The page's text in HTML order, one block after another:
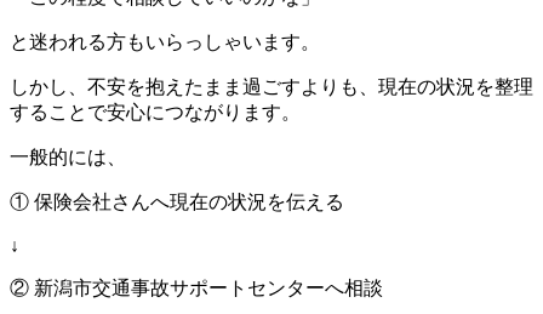
と迷われる方もいらっしゃいます。
しかし、不安を抱えたまま過ごすよりも、現在の状況を整理
することで安心につながります。
一般的には、
① 保険会社さんへ現在の状況を伝える
↓
② 新潟市交通事故サポートセンターへ相談